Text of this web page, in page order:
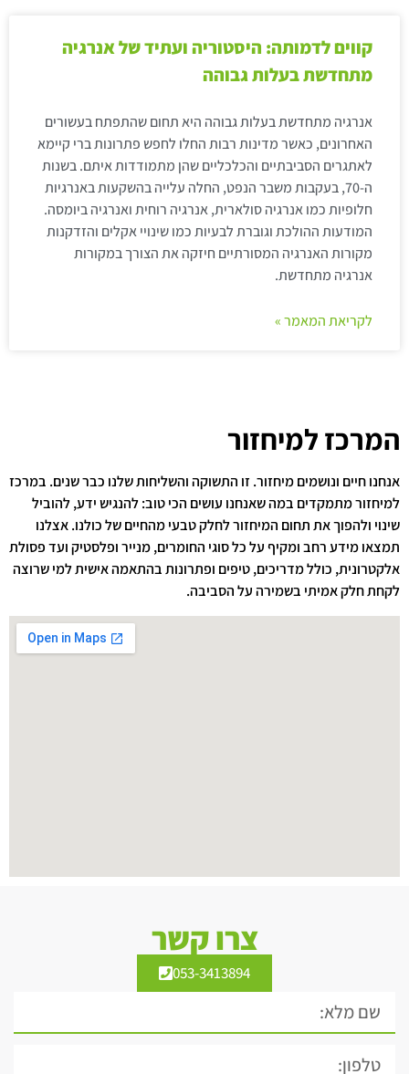
קווים לדמותה: היסטוריה ועתיד של אנרגיה
מתחדשת בעלות גבוהה
אנרגיה מתחדשת בעלות גבוהה היא תחום שהתפתח בעשורים
האחרונים, כאשר מדינות רבות החלו לחפש פתרונות ברי קיימא
לאתגרים הסביבתיים והכלכליים שהן מתמודדות איתם. בשנות
ה-70, בעקבות משבר הנפט, החלה עלייה בהשקעות באנרגיות
חלופיות כמו אנרגיה סולארית, אנרגיה רוחית ואנרגיה ביומסה.
המודעות ההולכת וגוברת לבעיות כמו שינויי אקלים והזדקנות
מקורות האנרגיה המסורתיים חיזקה את הצורך במקורות
אנרגיה מתחדשת.
לקריאת המאמר »
המרכז למיחזור
אנחנו חיים ונושמים מיחזור. זו התשוקה והשליחות שלנו כבר שנים. במרכז
למיחזור מתמקדים במה שאנחנו עושים הכי טוב: להנגיש ידע, להוביל
שינוי ולהפוך את תחום המיחזור לחלק טבעי מהחיים של כולנו. אצלנו
תמצאו מידע רחב ומקיף על כל סוגי החומרים, מנייר ופלסטיק ועד פסולת
אלקטרונית, כולל מדריכים, טיפים ופתרונות בהתאמה אישית למי שרוצה
לקחת חלק אמיתי בשמירה על הסביבה.
צרו קשר
053-3413894